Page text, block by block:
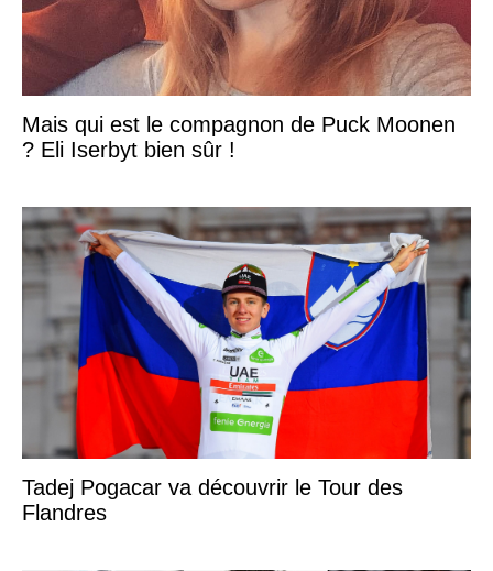
Mais qui est le compagnon de Puck Moonen
? Eli Iserbyt bien sûr !
Tadej Pogacar va découvrir le Tour des
Flandres